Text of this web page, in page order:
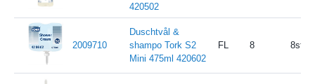
420502
2009710
Duschtvål &
shampo Tork S2
Mini 475ml 420602
FL 8 8st/